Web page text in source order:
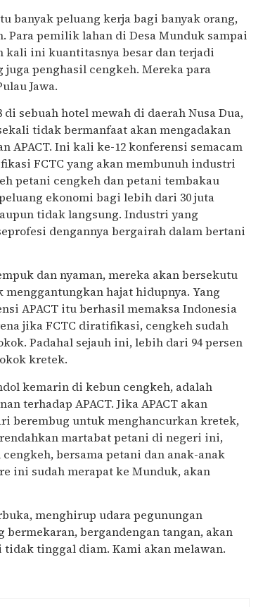
banyak peluang kerja bagi banyak orang,
Para pemilik lahan di Desa Munduk sampai
kali ini kuantitasnya besar dan terjadi
penghasil cengkeh. Mereka para
Jawa.
sebuah hotel mewah di daerah Nusa Dua,
tidak bermanfaat akan mengadakan
APACT. Ini kali ke-12 konferensi semacam
FCTC yang akan membunuh industri
petani cengkeh dan petani tembakau
ekonomi bagi lebih dari 30 juta
tidak langsung. Industri yang
dengannya bergairah dalam bertani
dan nyaman, mereka akan bersekutu
hajat hidupnya. Yang
APACT itu berhasil memaksa Indonesia
jika FCTC diratifikasi, cengkeh sudah
Padahal sejauh ini, lebih dari 94 persen
kretek.
kemarin di kebun cengkeh, adalah
terhadap APACT. Jika APACT akan
berembug untuk menghancurkan kretek,
martabat petani di negeri ini,
bersama petani dan anak-anak
ini sudah merapat ke Munduk, akan
menghirup udara pegunungan
bermekaran, bergandengan tangan, akan
tinggal diam. Kami akan melawan.